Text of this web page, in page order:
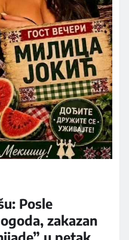
Posle
zakazan